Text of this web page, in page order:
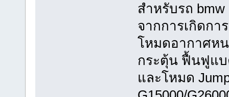
สำหรับรถ
จากการเกิดกา
โหมดอากาศห
กระตุ้น ฟื้นฟูแ
และโหมด